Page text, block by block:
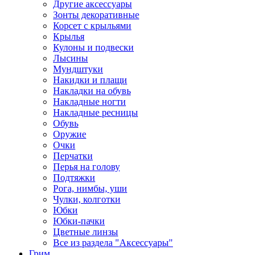
Другие аксессуары
Зонты декоративные
Корсет с крыльями
Крылья
Кулоны и подвески
Лысины
Мундштуки
Накидки и плащи
Накладки на обувь
Накладные ногти
Накладные ресницы
Обувь
Оружие
Очки
Перчатки
Перья на голову
Подтяжки
Рога, нимбы, уши
Чулки, колготки
Юбки
Юбки-пачки
Цветные линзы
Все из раздела "Аксессуары"